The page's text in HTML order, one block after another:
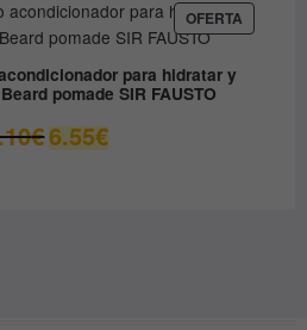
era:
36.00€.
es:
19.90€.
OFERTA
EN
para hidratar y
pomade SIR FAUSTO
€El
precio
6.55€El
precio